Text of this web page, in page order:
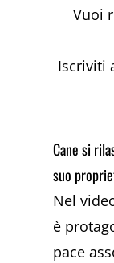
Vuoi
Iscriviti
Cane si
suo
Nel
è
pace